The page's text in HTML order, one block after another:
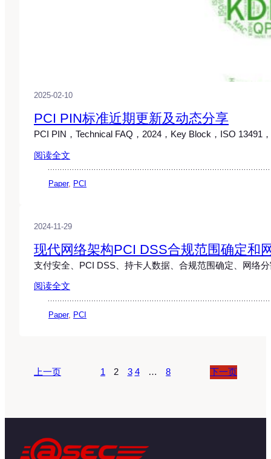
2025-02-10
PCI PIN标准近期更新及动态分享
PCI PIN，Technical FAQ，2024，Key Block，ISO 13491
阅读全文
Paper, PCI
2024-11-29
现代网络架构PCI DSS合规范围确定和
支付安全、PCI DSS、持卡人数据、合规范围确定、网络
阅读全文
Paper, PCI
上一页 1 2 3 4 … 8 下一页